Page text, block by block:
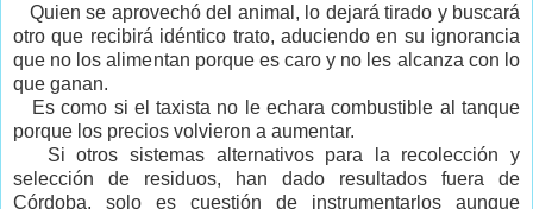
Quien se aprovechó del animal, lo dejará tirado y buscará
otro que recibirá idéntico trato, aduciendo en su ignorancia
que no los alimentan porque es caro y no les alcanza con lo
que ganan.
Es como si el taxista no le echara combustible al tanque
porque los precios volvieron a aumentar.
Si otros sistemas alternativos para la recolección y
selección de residuos, han dado resultados fuera de
Córdoba, solo es cuestión de instrumentarlos aunque